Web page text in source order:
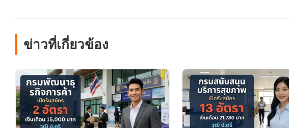
ข่าวที่เกี่ยวข้อง